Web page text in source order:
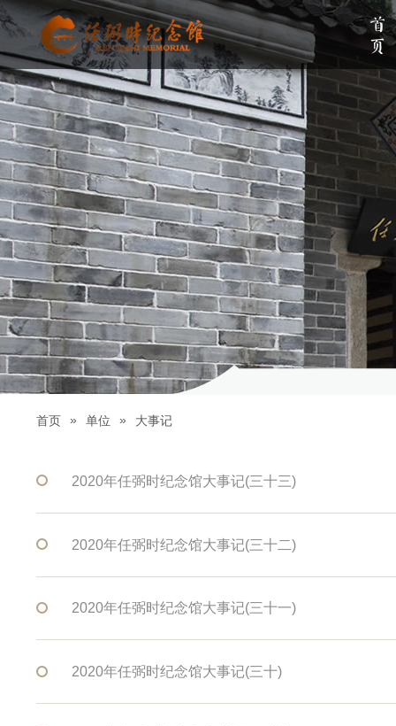
首页
单位简介 组织架构
首页 » 单位 » 大事记
2020年任弼时纪念馆大事记(三十三)
2020年任弼时纪念馆大事记(三十二)
2020年任弼时纪念馆大事记(三十一)
2020年任弼时纪念馆大事记(三十)